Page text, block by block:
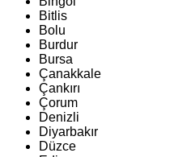
Bitlis
Bolu
Burdur
Bursa
Çanakkale
Çankırı
Çorum
Denizli
Diyarbakır
Düzce